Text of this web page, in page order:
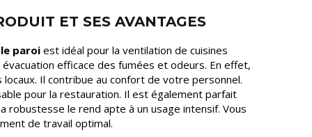
ET SES AVANTAGES
paroi est idéal pour la ventilation de cuisines
efficace des fumées et odeurs. En effet,
locaux. Il contribue au confort de votre personnel.
pour la restauration. Il est également parfait
robustesse le rend apte à un usage intensif. Vous
de travail optimal.